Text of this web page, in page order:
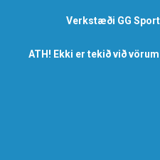
Verkstæði GG
ATH! Ekki er tekið við